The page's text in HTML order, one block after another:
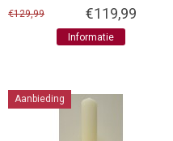
€129,99 €119,99
Informatie
Aanbieding